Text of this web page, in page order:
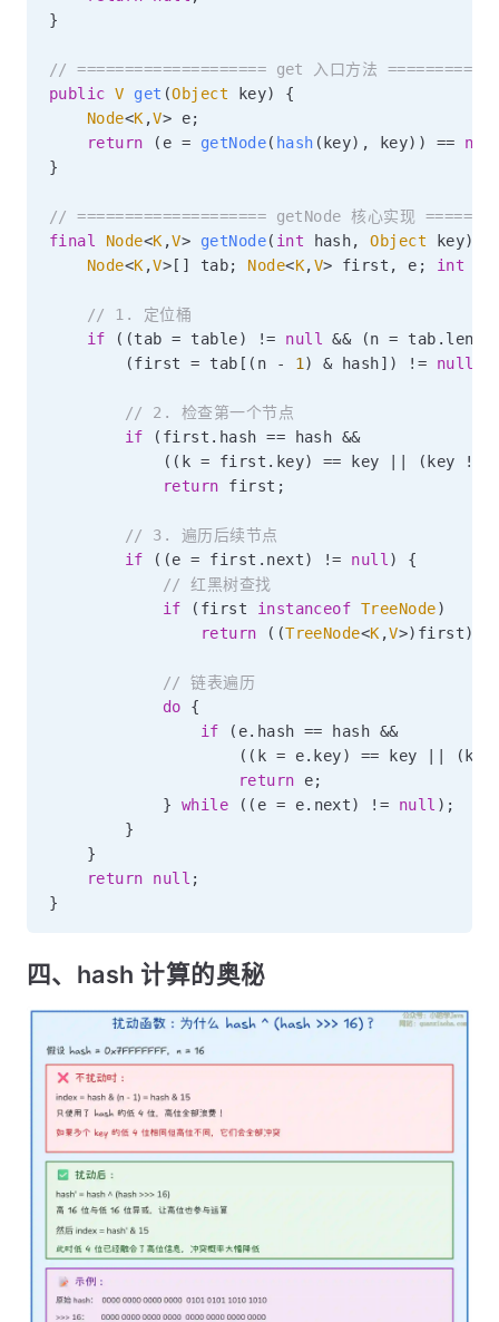
}
// ==================== get 入口方法
public V get (Object key)
{
Node<K,V> e;
return
( e = getNode( hash ( key) , key) ) ==
}
// ==================== getNode 核心实现
final
Node<K,V> getNode( int hash, Object key)
Node<K,V> [ ] tab; Node<K,V> first , e ; int
// 1. 定位桶
if
( (tab = table) != null && (n = tab .
(first = tab [ ( n - 1) & hash] ) != null
// 2. 检查第一个节点
if
( first . hash == hash &&
( ( k = first . key) == key ( key !=
return first ;
// 3. 遍历后续节点
if
( (e = first . next) != null)
{
// 红黑树查找
if
( first instanceof TreeNode)
return
( (TreeNode<K,V>) first)
// 链表遍历
do
{
if
( e. hash == hash &&
( ( k = e. key) == key (
return e;
}
while ( ( e = e. next) != null ) ;
}
}
return
null ;
}
四、hash 计算的奥秘